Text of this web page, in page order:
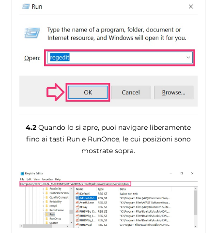
4.2 Quando lo si apre, puoi navigare liberamente
fino ai tasti Run e RunOnce, le cui posizioni sono
mostrate sopra.